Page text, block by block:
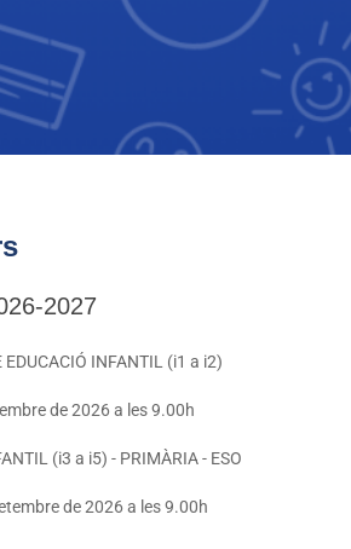
2027
EDUCACIÓ INFANTIL (i1 a i2)
de 2026 a les 9.00h
(i3 a i5) - PRIMÀRIA - ESO
de 2026 a les 9.00h